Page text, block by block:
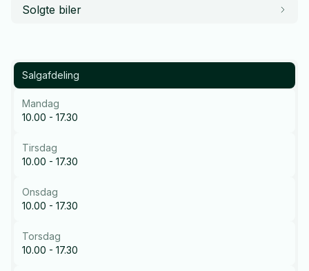
Solgte biler
Salgafdeling
Mandag
10.00 - 17.30
Tirsdag
10.00 - 17.30
Onsdag
10.00 - 17.30
Torsdag
10.00 - 17.30